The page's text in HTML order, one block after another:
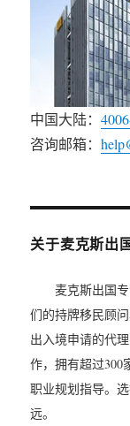
中国大陆：
咨询邮箱：
关于麦克斯出
麦克斯出国
们的持牌移民顾
出入境申请的代
作，拥有超过300
职业规划指导。
远。